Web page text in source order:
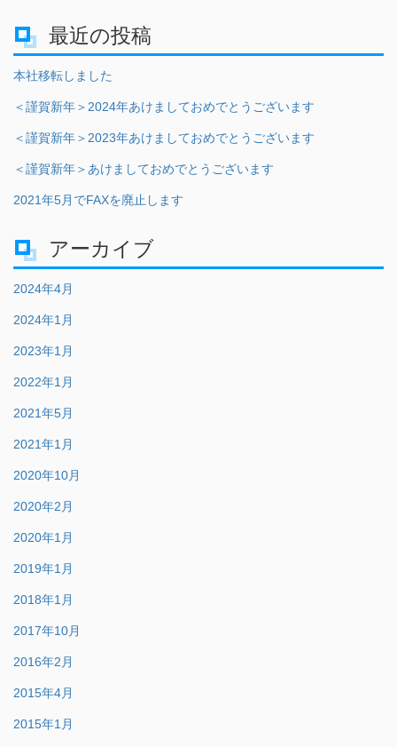
最近の投稿
本社移転しました
＜謹賀新年＞2024年あけましておめでとうございます
＜謹賀新年＞2023年あけましておめでとうございます
＜謹賀新年＞あけましておめでとうございます
2021年5月でFAXを廃止します
アーカイブ
2024年4月
2024年1月
2023年1月
2022年1月
2021年5月
2021年1月
2020年10月
2020年2月
2020年1月
2019年1月
2018年1月
2017年10月
2016年2月
2015年4月
2015年1月